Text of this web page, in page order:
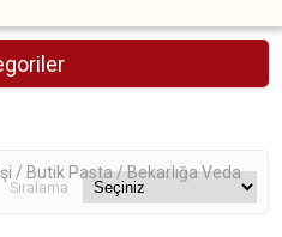
/ Butik Pasta /Bekarlığa Veda
Sıralama